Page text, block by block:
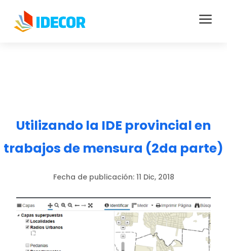
a
Utilizando la IDE provincial en
trabajos de mensura (2da parte)
Fecha de publicación: 11 Dic, 2018